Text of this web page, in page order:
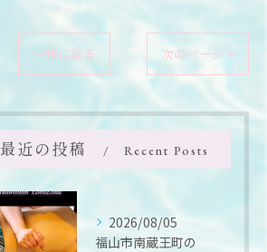
一覧に戻る 次のページ >
最近の投稿 Recent Posts
2026/08/05
福山市南蔵王町の